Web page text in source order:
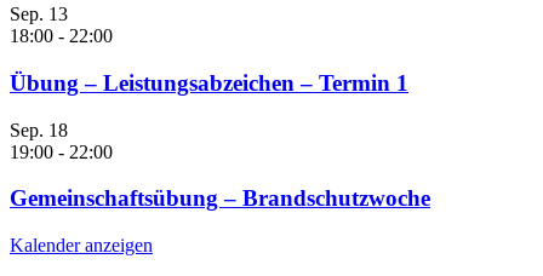
Sep. 13
18:00 - 22:00
Übung – Leistungsabzeichen – Termin 1
Sep. 18
19:00 - 22:00
Gemeinschaftsübung – Brandschutzwoche
Kalender anzeigen